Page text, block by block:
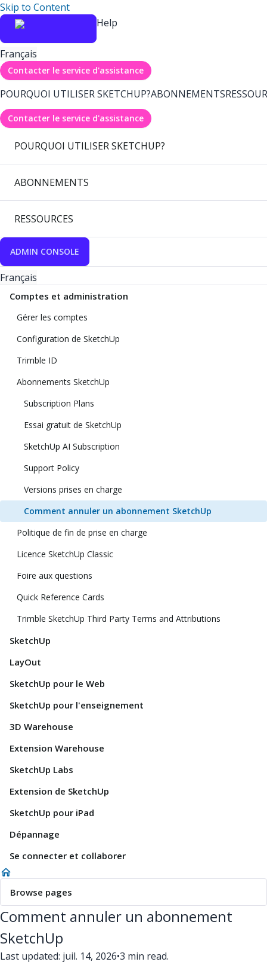
Skip to Content
Help
Français
Contacter le service d'assistance
POURQUOI UTILISER SKETCHUP?ABONNEMENTS
Contacter le service d'assistance
POURQUOI UTILISER SKETCHUP?
ABONNEMENTS
RESSOURCES
ADMIN CONSOLE
Français
Comptes et administration
Gérer les comptes
Configuration de SketchUp
Trimble ID
Abonnements SketchUp
Subscription Plans
Essai gratuit de SketchUp
SketchUp AI Subscription
Support Policy
Versions prises en charge
Comment annuler un abonnement SketchUp
Politique de fin de prise en charge
Licence SketchUp Classic
Foire aux questions
Quick Reference Cards
Trimble SketchUp Third Party Terms and Attributions
SketchUp
LayOut
SketchUp pour le Web
SketchUp pour l'enseignement
3D Warehouse
Extension Warehouse
SketchUp Labs
Extension de SketchUp
SketchUp pour iPad
Dépannage
Se connecter et collaborer
Browse pages
Comment annuler un abonnement
SketchUp
Last updated: juil. 14, 2026•3 min read.